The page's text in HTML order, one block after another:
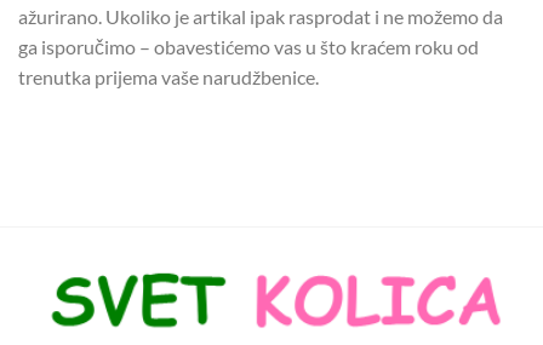
ažurirano. Ukoliko je artikal ipak rasprodat i ne možemo da
ga isporučimo – obavestićemo vas u što kraćem roku od
trenutka prijema vaše narudžbenice.